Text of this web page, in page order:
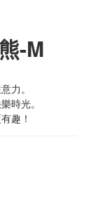
-M
力。
時光。
趣！